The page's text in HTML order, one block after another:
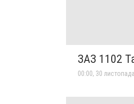
ЗАЗ 1102
00:00, 30